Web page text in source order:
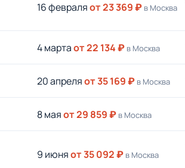
16 февраляот 23 369 ₽ в Москва
4 мартаот 22 134 ₽ в Москва
20 апреляот 35 169 ₽ в Москва
8 маяот 29 859 ₽ в Москва
9 июняот 35 092 ₽ в Москва